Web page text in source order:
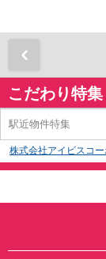
こだわり特集
駅近物件特集
株式会社アイビスコ